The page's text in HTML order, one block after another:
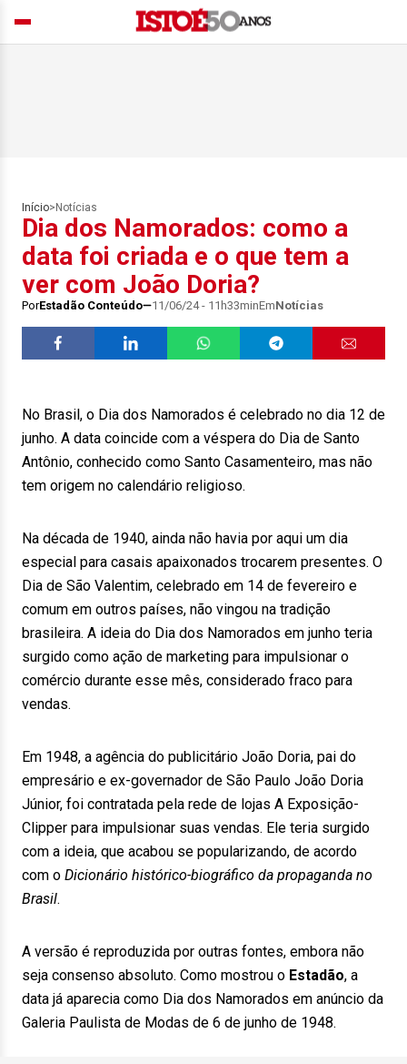
Início> Notícias
Dia dos Namorados: como a
data foi criada e o que tem a
ver com João Doria?
PorEstadão Conteúdo 11/06/24 - 11h33minEmNotícias
No Brasil, o Dia dos Namorados é celebrado no dia 12 de
junho. A data coincide com a véspera do Dia de Santo
Antônio, conhecido como Santo Casamenteiro, mas não
tem origem no calendário religioso.
Na década de 1940, ainda não havia por aqui um dia
especial para casais apaixonados trocarem presentes. O
Dia de São Valentim, celebrado em 14 de fevereiro e
comum em outros países, não vingou na tradição
brasileira. A ideia do Dia dos Namorados em junho teria
surgido como ação de marketing para impulsionar o
comércio durante esse mês, considerado fraco para
vendas.
Em 1948, a agência do publicitário João Doria, pai do
empresário e ex-governador de São Paulo João Doria
Júnior, foi contratada pela rede de lojas A Exposição-
Clipper para impulsionar suas vendas. Ele teria surgido
com a ideia, que acabou se popularizando, de acordo
com o Dicionário histórico-biográfico da propaganda no
Brasil.
A versão é reproduzida por outras fontes, embora não
seja consenso absoluto. Como mostrou o Estadão, a
data já aparecia como Dia dos Namorados em anúncio da
Galeria Paulista de Modas de 6 de junho de 1948.